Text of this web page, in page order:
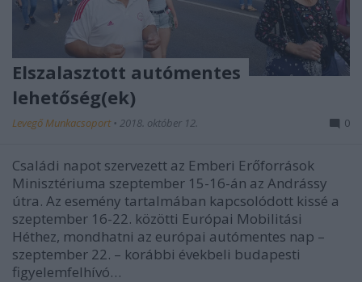
Elszalasztott autómentes
lehetőség(ek)
Levegő Munkacsoport • 2018. október 12. 0
Családi napot szervezett az Emberi Erőforrások
Minisztériuma szeptember 15-16-án az Andrássy
útra. Az esemény tartalmában kapcsolódott kissé a
szeptember 16-22. közötti Európai Mobilitási
Héthez, mondhatni az európai autómentes nap –
szeptember 22. – korábbi évekbeli budapesti
figyelemfelhívó…